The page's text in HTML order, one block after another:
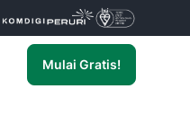
Mulai Gratis!